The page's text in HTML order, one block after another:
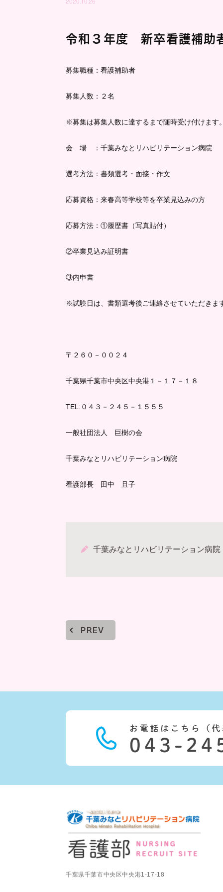
2020.10.26
令和３年度 新卒看護補助
募集職種：看護補助者
募集人数：２名
※募集は募集人数に達するまで随時受け付けます
会 場 ：千葉みなとリハビリテーション病院
選考方法：書類選考・面接・作文
応募資格：来春高等学校等を卒業見込みの方
応募方法：①履歴書（写真貼付）
②卒業見込み証明書
③内申書
※試験日は、書類選考後ご連絡させていただきま
〒２６０－００２４
千葉県千葉市中央区中央港１－１７－１８
TEL:０４３－２４５－１５５５
一般社団法人 巨樹の会
千葉みなとリハビリテーション病院
看護部長 田中 且子
千葉みなとリハビリテーション病院
PREV
千葉県千葉市中央区中央港1-17-18